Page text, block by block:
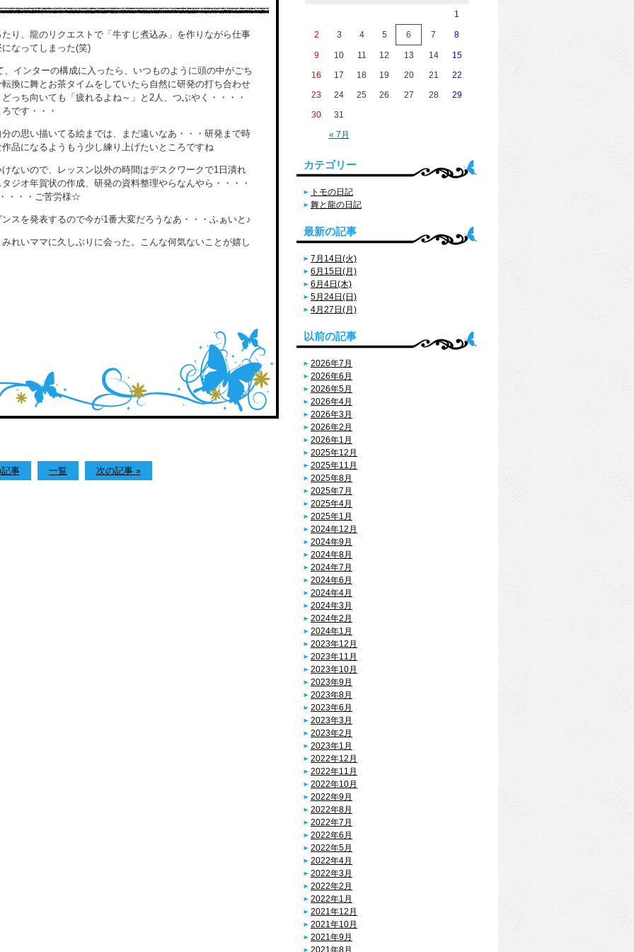
り、龍のリクエストで「牛すじ煮込み」を作りながら仕事
なってしまった(笑)
インターの構成に入ったら、いつものように頭の中がごち
換に舞とお茶タイムをしていたら自然に研発の打ち合わせ
っち向いても「疲れるよね～」と2人、つぶやく・・・・
です・・・
の思い描いてる絵までは、まだ遠いなあ・・・研発まで時
品になるようもう少し練り上げたいところですね
ないので、レッスン以外の時間はデスクワークで1日潰れ
ジオ年賀状の作成、研発の資料整理やらなんやら・・・・
・・・ご苦労様☆
スを発表するので今が1番大変だろうなあ・・・ふぁいと♪
れいママに久しぶりに会った。こんな何気ないことが嬉し
事 一覧 次の記事 »
« 7月
1
2 3 4 5 6 7 8
9 10 11 12 13 14
15
16
17 18 19 20 21
22
23
24 25 26 27 28
29
30
31
カテゴリー
トモの日記
舞と龍の日記
最新の記事
7月14日(火)
6月15日(月)
6月4日(木)
5月24日(日)
4月27日(月)
以前の記事
2026年7月
2026年6月
2026年5月
2026年4月
2026年3月
2026年2月
2026年1月
2025年12月
2025年11月
2025年8月
2025年7月
2025年4月
2025年1月
2024年12月
2024年9月
2024年8月
2024年7月
2024年6月
2024年4月
2024年3月
2024年2月
2024年1月
2023年12月
2023年11月
2023年10月
2023年9月
2023年8月
2023年6月
2023年3月
2023年2月
2023年1月
2022年12月
2022年11月
2022年10月
2022年9月
2022年8月
2022年7月
2022年6月
2022年5月
2022年4月
2022年3月
2022年2月
2022年1月
2021年12月
2021年10月
2021年9月
2021年8月